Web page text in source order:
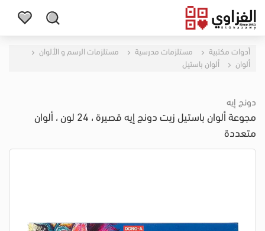
أدوات مكتبية مستلزمات مدرسية
مستلزمات الرسم و الألوان
ألوان
ألوان باستيل
دونج إيه
مجوعة ألوان باستيل زيت دونج إيه قصيرة ، 24 لون ، ألوان
متعددة